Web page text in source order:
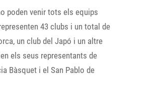
poden venir tots els equips
43 clubs i un total de
un club del Japó i un altre
els seus representants de
Bàsquet i el San Pablo de